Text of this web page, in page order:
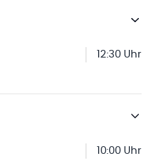
12:30 Uhr
10:00 Uhr